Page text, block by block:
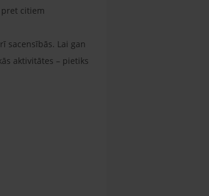
citiem
sacensībās. Lai gan
aktivitātes – pietiks